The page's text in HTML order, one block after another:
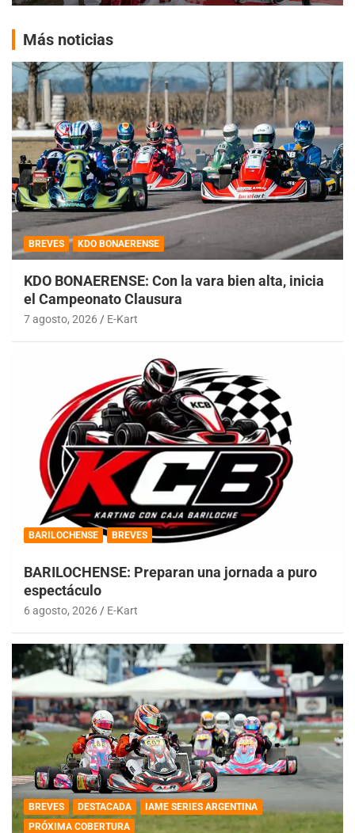
Más noticias
BREVES KDO BONAERENSE
KDO BONAERENSE: Con la vara bien alta, inicia
el Campeonato Clausura
7 agosto, 2026 E-Kart
BARILOCHENSE BREVES
BARILOCHENSE: Preparan una jornada a puro
espectáculo
6 agosto, 2026 E-Kart
BREVES DESTACADA
IAME SERIES ARGENTINA
PRÓXIMA COBERTURA